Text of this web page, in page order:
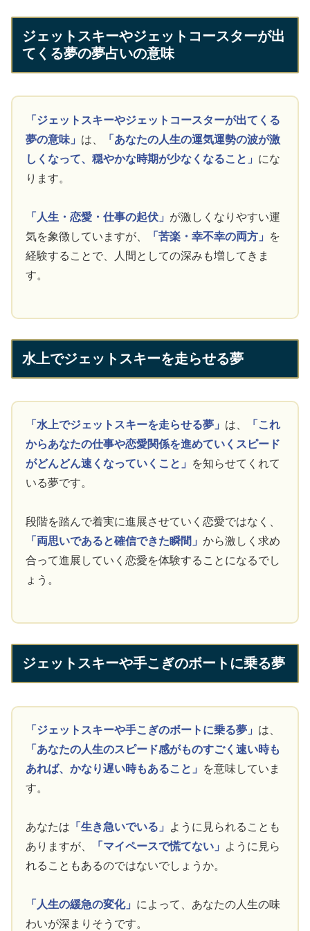
ジェットスキーやジェットコースターが出
てくる夢の夢占いの意味
「ジェットスキーやジェットコースターが出てくる
夢の意味」 は、
「あなたの人生の運気運勢の波が激
しくなって、穏やかな時期が少なくなること」 にな
ります。
「人生・恋愛・仕事の起伏」 が激しくなりやすい運
気を象徴していますが、
「苦楽・幸不幸の両方」
を
経験することで、人間としての深みも増してきま
す。
水上でジェットスキーを走らせる夢
「水上でジェットスキーを走らせる夢」 は、
「これ
からあなたの仕事や恋愛関係を進めていくスピード
がどんどん速くなっていくこと」
を知らせてくれて
いる夢です。
段階を踏んで着実に進展させていく恋愛ではなく、
「両思いであると確信できた瞬間」から激しく求め
合って進展していく恋愛を体験することになるでし
ょう。
ジェットスキーや手こぎのボートに乗る夢
「ジェットスキーや手こぎのボートに乗る夢」 は、
「あなたの人生のスピード感がものすごく速い時も
あれば、かなり遅い時もあること」
を意味していま
す。
あなたは 「生き急いでいる」
ように見られることも
ありますが、
「マイペースで慌てない」
ように見ら
れることもあるのではないでしょうか。
「人生の緩急の変化」 によって、あなたの人生の味
わいが深まりそうです。